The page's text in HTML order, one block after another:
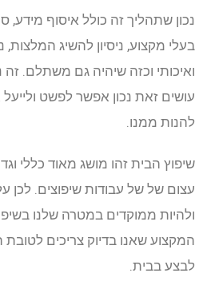
נכון שתהליך זה כולל איסוף מידע,
בעלי מקצוע, ניסיון להשיג המלצות,
ואיכותי וכזה שיהיה גם משתלם.
עושים זאת נכון אפשר לפשט
להנות ממנו.
שיפוץ הבית זהו מושג מאוד כללי
עצום של של עבודות שיפוצים. לכן
ולהיות ממוקדים במטרה שלנו
המקצוע שאנו בדיוק צריכים לטובת
לבצע בבית.